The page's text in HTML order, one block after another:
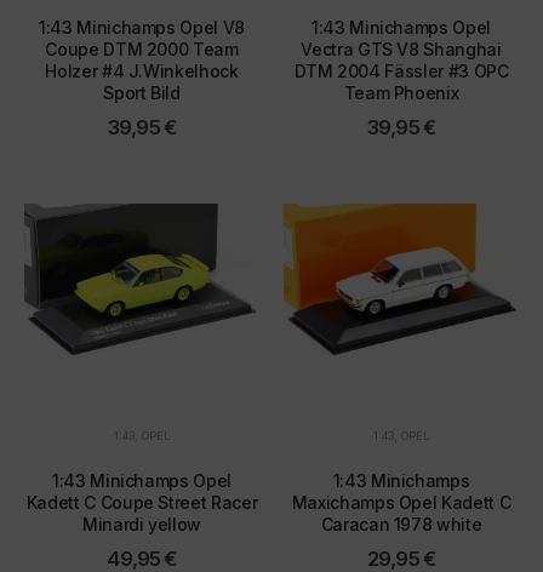
1:43 Minichamps Opel V8
Coupe DTM 2000 Team
Holzer #4 J.Winkelhock
Sport Bild
39,95 €
1:43 Minichamps Opel
Vectra GTS V8 Shanghai
DTM 2004 Fässler #3 OPC
Team Phoenix
39,95 €
1:43 OPEL
1:43 Minichamps Opel
Kadett C Coupe Street Racer
Minardi yellow
49,95 €
1:43 OPEL
1:43 Minichamps
Maxichamps Opel Kadett C
Caracan 1978 white
29,95 €
Es besteht insbesondere das Risiko, dass Ihre Daten
von US-Behörden zu Kontroll- und
Überwachungszwecken, möglicherweise ohne
Rechtsmittel, verarbeitet werden. Wenn Sie auf "Nur
essenzielle Cookies akzeptieren" klicken, findet die